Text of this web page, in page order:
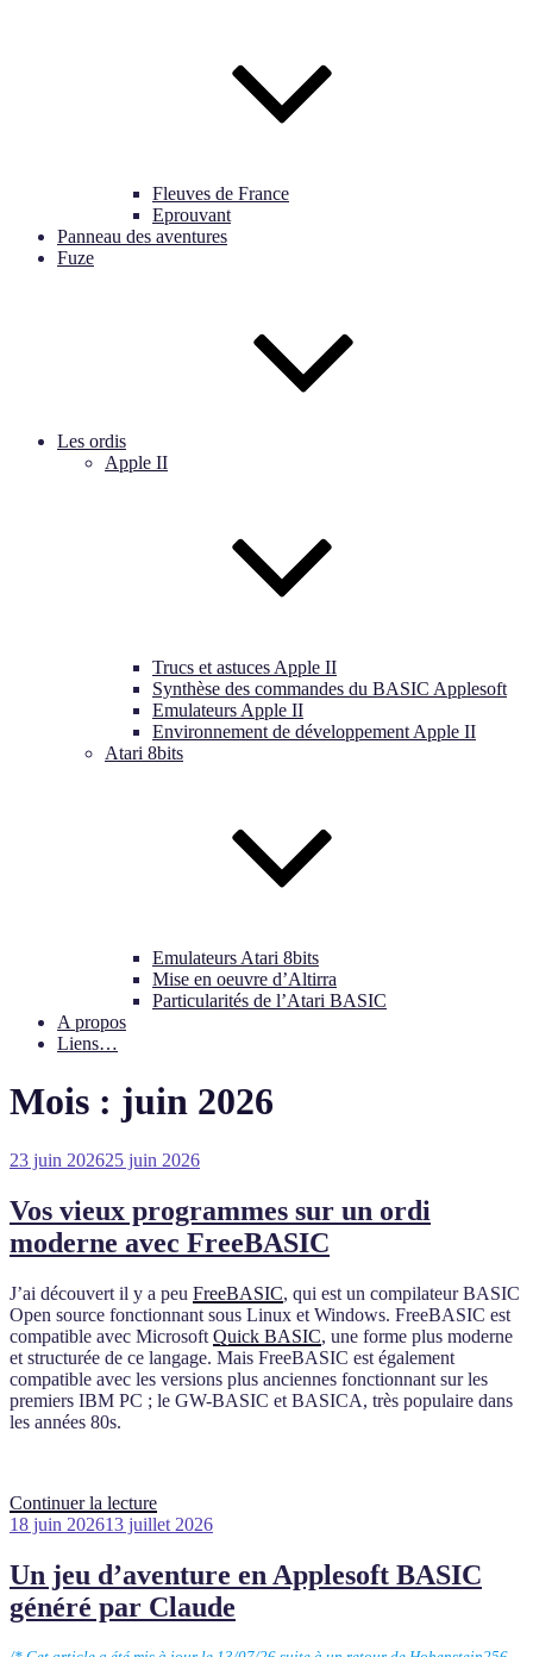
Fleuves de France
Eprouvant
Panneau des aventures
Fuze
Les ordis
Apple II
Trucs et astuces Apple II
Synthèse des commandes du BASIC Applesoft
Emulateurs Apple II
Environnement de développement Apple II
Atari 8bits
Emulateurs Atari 8bits
Mise en oeuvre d’Altirra
Particularités de l’Atari BASIC
A propos
Liens…
Mois : juin 2026
Publié
23 juin 202625 juin 2026
Vos vieux programmes sur un ordi
moderne avec FreeBASIC
J’ai découvert il y a peu FreeBASIC, qui est un compilateur BASIC
Open source fonctionnant sous Linux et Windows. FreeBASIC est
compatible avec Microsoft Quick BASIC, une forme plus moderne
et structurée de ce langage. Mais FreeBASIC est également
compatible avec les versions plus anciennes fonctionnant sur les
premiers IBM PC ; le GW-BASIC et BASICA, très populaire dans
les années 80s.
Continuer la lecturede
« Vos
programmes
sur
un
moderne
Publié
18 juin 202613 juillet 2026
Un jeu d’aventure en Applesoft BASIC
généré par Claude